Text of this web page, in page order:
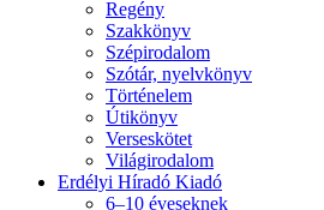
Regény
Szakkönyv
Szépirodalom
Szótár, nyelvkönyv
Történelem
Útikönyv
Verseskötet
Világirodalom
Erdélyi Híradó Kiadó
6–10 éveseknek